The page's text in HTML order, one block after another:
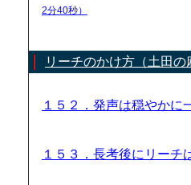
2分40秒）
リーチのかけ方（土田の
１５２．発声は穏やか
１５３．長考後にリー